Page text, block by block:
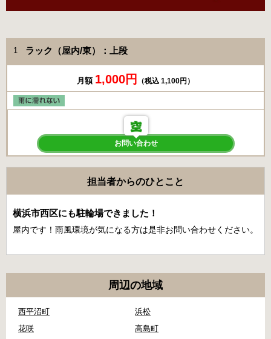
1 ラック（屋内/東）：上段
月額 1,000円 （税込 1,100円）
お問い合わせ
担当者からのひとこと
横浜市西区にも駐輪場できました！
屋内です！雨風環境が気になる方は是非お問い合わせください。
周辺の地域
西平沼町
浜松
花咲
高島町